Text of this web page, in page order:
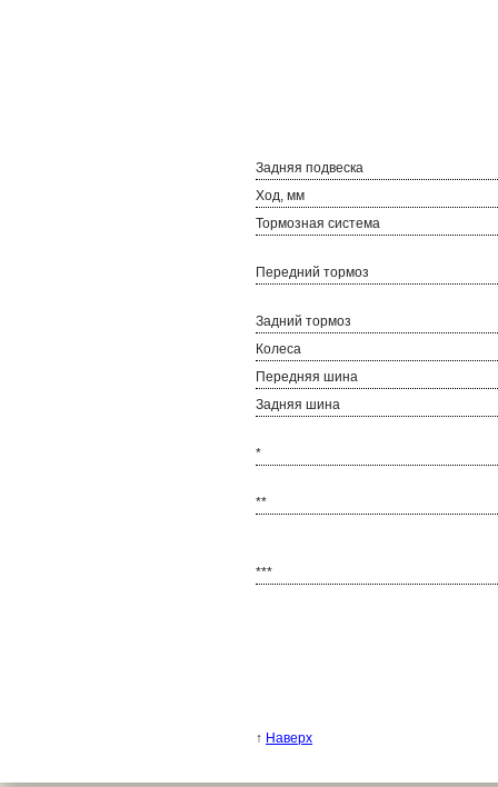
Задняя подвеска
Ход, мм
Тормозная система
Передний тормоз
Задний тормоз
Колеса
Передняя шина
Задняя шина
*
**
***
↑ Наверх